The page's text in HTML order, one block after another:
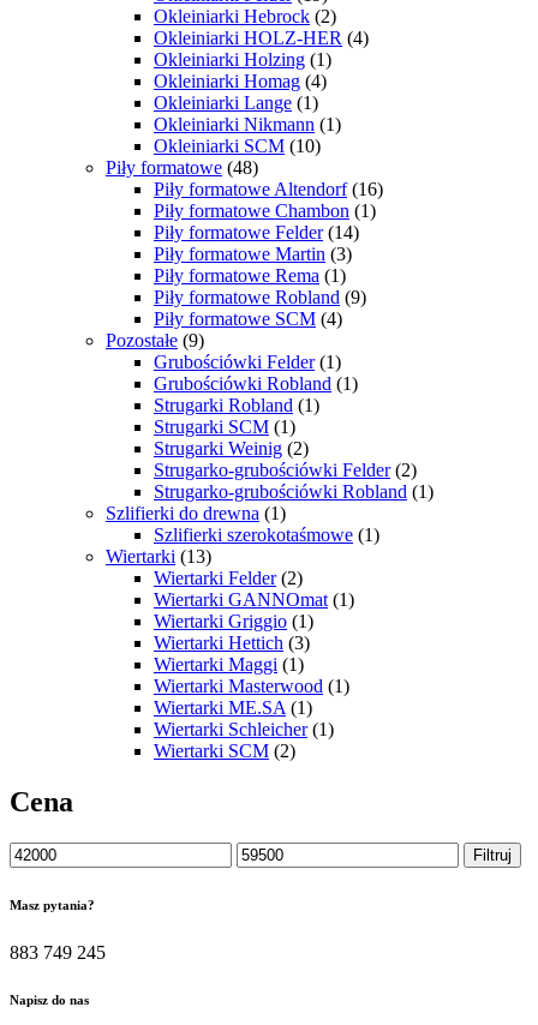
Okleiniarki Hebrock (2)
Okleiniarki HOLZ-HER (4)
Okleiniarki Holzing (1)
Okleiniarki Homag (4)
Okleiniarki Lange (1)
Okleiniarki Nikmann (1)
Okleiniarki SCM (10)
Piły formatowe (48)
Piły formatowe Altendorf (16)
Piły formatowe Chambon (1)
Piły formatowe Felder (14)
Piły formatowe Martin (3)
Piły formatowe Rema (1)
Piły formatowe Robland (9)
Piły formatowe SCM (4)
Pozostałe (9)
Grubościówki Felder (1)
Grubościówki Robland (1)
Strugarki Robland (1)
Strugarki SCM (1)
Strugarki Weinig (2)
Strugarko-grubościówki Felder (2)
Strugarko-grubościówki Robland (1)
Szlifierki do drewna (1)
Szlifierki szerokotaśmowe (1)
Wiertarki (13)
Wiertarki Felder (2)
Wiertarki GANNOmat (1)
Wiertarki Griggio (1)
Wiertarki Hettich (3)
Wiertarki Maggi (1)
Wiertarki Masterwood (1)
Wiertarki ME.SA (1)
Wiertarki Schleicher (1)
Wiertarki SCM (2)
Cena
Cena
min.
Cena
maks.
Filtruj
Masz pytania?
883 749 245
Napisz do nas